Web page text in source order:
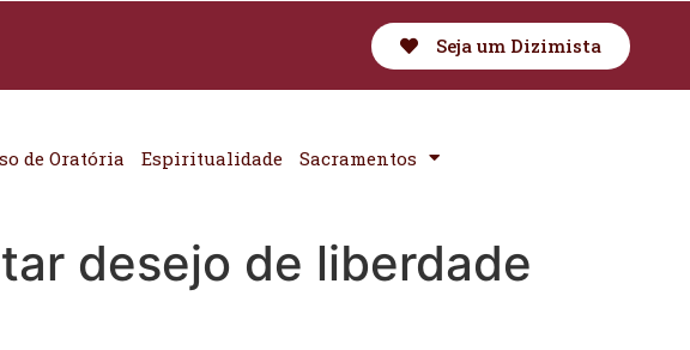
Seja um Dizimista
de Oratória Espiritualidade Sacramentos
desejo de liberdade